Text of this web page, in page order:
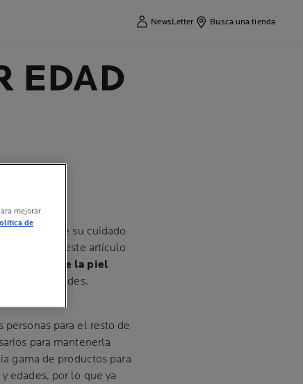
NewsLetter Busca una tienda
EDAD
por lo que su cuidado
y en este artículo
cuidado de la piel
tus necesidades.
para el resto de
para mantenerla
gama de productos para
edades, por lo que ya
mejorar
de